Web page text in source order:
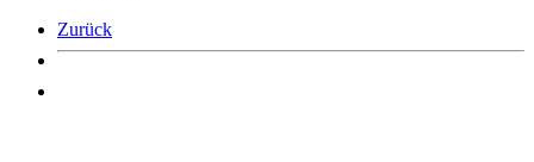
Zurück